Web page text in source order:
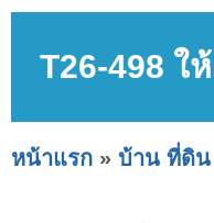
T26-498 ใ
หน้าแรก » บ้าน ที่ดิน